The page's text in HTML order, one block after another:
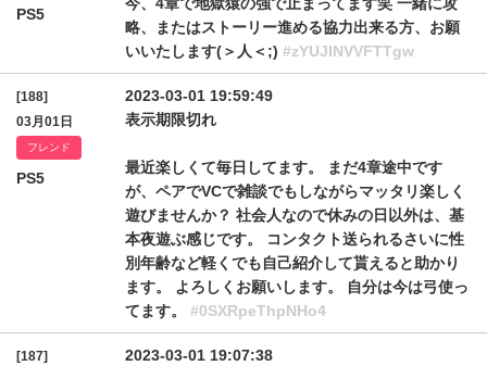
PS5
略、またはストーリー進める協力出来る方、お願
いいたします(＞人＜;) #zYUJINVVFTTgw
[188]
03月01日
フレンド
PS5
2023-03-01 19:59:49
表示期限切れ
最近楽しくて毎日してます。 まだ4章途中です
が、ペアでVCで雑談でもしながらマッタリ楽しく
遊びませんか？ 社会人なので休みの日以外は、基
本夜遊ぶ感じです。 コンタクト送られるさいに性
別年齢など軽くでも自己紹介して貰えると助かり
ます。 よろしくお願いします。 自分は今は弓使っ
てます。 #0SXRpeThpNHo4
[187]
2023-03-01 19:07:38